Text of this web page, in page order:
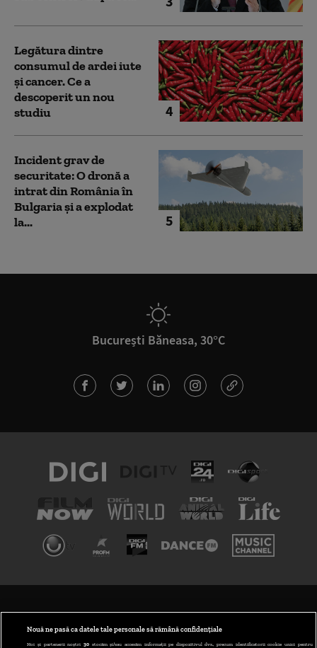
4
Legătura dintre
consumul de ardei iute
și cancer. Ce a
descoperit un nou
studiu
5
Incident grav de
securitate: O dronă a
intrat din România în
Bulgaria şi a explodat
la...
București Băneasa, 30°C
Nouă ne pasă ca datele tale personale să rămână confidențiale
Noi și partenerii noștri 30stocăm și/sau accesăm informații pe dispozitivul dvs., precum identificatorii cookie unici pentru